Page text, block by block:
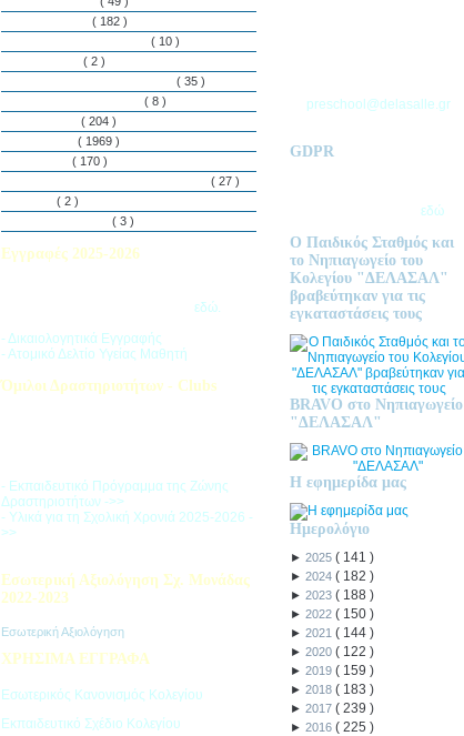
( 182 )
( 10 )
( 2 )
( 35 )
( 8 )
( 204 )
( 1969 )
( 170 )
( 27 )
( 2 )
( 3 )
Εγγραφές 2025-2026
εδώ.
- Δικαιολογητικά Εγγραφής
- Ατομικό Δελτίο Υγείας Μαθητή
Όμιλοι Δραστηριοτήτων - Clubs
- Εκπαιδευτικό Πρόγραμμα της Ζώνης
Δραστηριοτήτων ->>
- Υλικά για τη Σχολική Χρονιά 2025-2026 -
>>
Εσωτερική Αξιολόγηση Σχ. Μονάδας
2022-2023
Εσωτερική Αξιολόγηση
ΧΡΗΣΙΜΑ ΕΓΓΡΑΦΑ
Εσωτερικός Κανονισμός Κολεγίου
Εκπαιδευτικό Σχέδιο Κολεγίου
preschool@delasalle.gr
GDPR
εδώ
Ο Παιδικός Σταθμός και
το Νηπιαγωγείο του
Κολεγίου "ΔΕΛΑΣΑΛ"
βραβεύτηκαν για τις
εγκαταστάσεις τους
BRAVO στο Νηπιαγωγείο
"ΔΕΛΑΣΑΛ"
Η εφημερίδα μας
Ημερολόγιο
► 2025 ( 141 )
► 2024 ( 182 )
► 2023 ( 188 )
► 2022 ( 150 )
► 2021 ( 144 )
► 2020 ( 122 )
► 2019 ( 159 )
► 2018 ( 183 )
► 2017 ( 239 )
► 2016 ( 225 )